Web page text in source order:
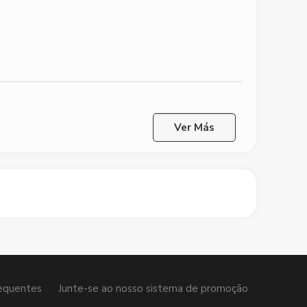
Ver Más
Junte-se ao nosso sistema de promoção